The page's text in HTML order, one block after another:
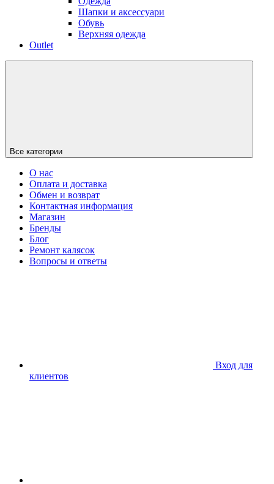
Шапки и аксессуари
Обувь
Верхняя одежда
Outlet
Все категории
О нас
Оплата и доставка
Обмен и возврат
Контактная информация
Магазин
Бренды
Блог
Ремонт калясок
Вопросы и ответы
Вход для
клиентов